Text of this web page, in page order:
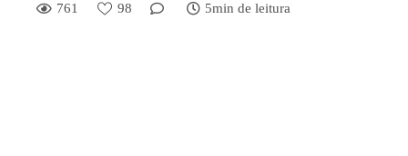
761 98 5min de leitura